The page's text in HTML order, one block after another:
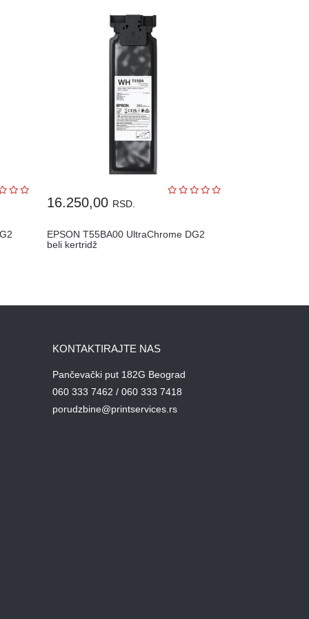
16.250,00 RSD.
EPSON T55BA00 UltraChrome DG2
beli kertridž
KONTAKTIRAJTE NAS
Pančevački put 182G Beograd
060 333 7462 / 060 333 7418
porudzbine@printservices.rs